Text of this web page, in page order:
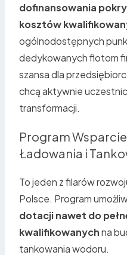
dofinansowania
kosztów
ogólnodostępnych
dedykowanych flotom
szansa dla
chcą aktywnie
transformacji.
Program
Ładowania i
To jeden z filarów
Polsce. Program
dotacji nawet do
kwalifikowanychna
tankowania wodoru.